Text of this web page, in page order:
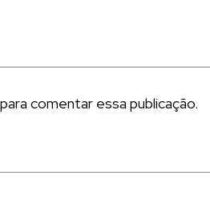
comentar essa publicação.